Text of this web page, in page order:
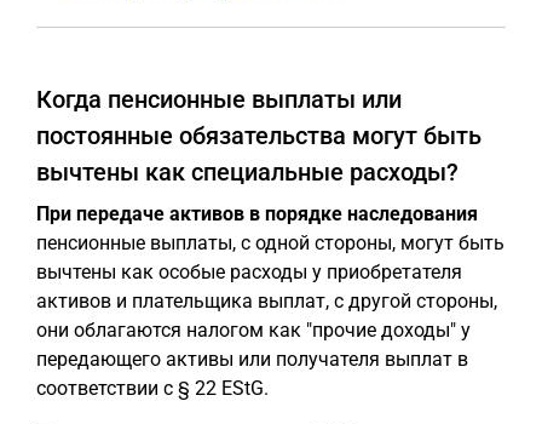
Когда пенсионные выплаты или
постоянные обязательства могут быть
вычтены как специальные расходы?
При передаче активов в порядке наследования
пенсионные выплаты, с одной стороны, могут быть
вычтены как особые расходы у приобретателя
активов и плательщика выплат, с другой стороны,
они облагаются налогом как "прочие доходы" у
передающего активы или получателя выплат в
соответствии с § 22 EStG.